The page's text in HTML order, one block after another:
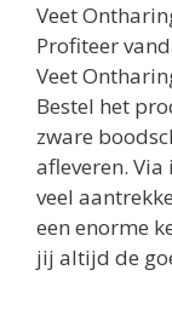
Veet
Profiteer
Veet
Bestel het
zware
afleveren.
veel
een enorme
jij altijd de